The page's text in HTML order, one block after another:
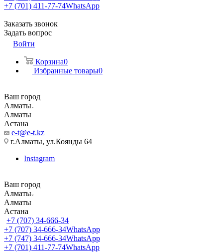
+7 (701) 411-77-74WhatsApp
Заказать звонок
Задать вопрос
Войти
Корзина0
Избранные товары0
Ваш город
Алматы
Алматы
Астана
e-t@e-t.kz
г.Алматы, ул.Коянды 64
Instagram
Ваш город
Алматы
Алматы
Астана
+7 (707) 34-666-34
+7 (707) 34-666-34WhatsApp
+7 (747) 34-666-34WhatsApp
+7 (701) 411-77-74WhatsApp